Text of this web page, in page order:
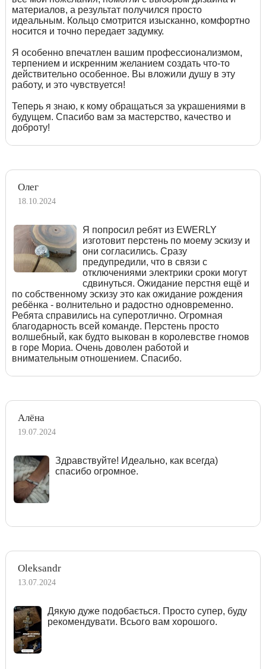
материалов, а результат получился просто
идеальным. Кольцо смотрится изысканно, комфортно
носится и точно передает задумку.
Я особенно впечатлен вашим профессионализмом,
терпением и искренним желанием создать что-то
действительно особенное. Вы вложили душу в эту
работу, и это чувствуется!
Теперь я знаю, к кому обращаться за украшениями в
будущем. Спасибо вам за мастерство, качество и
доброту!
Олег
18.10.2024
Я попросил ребят из EWERLY
изготовит перстень по моему эскизу и
они согласились. Сразу
предупредили, что в связи с
отключениями электрики сроки могут
сдвинуться. Ожидание перстня ещё и
по собственному эскизу это как ожидание рождения
ребёнка - волнительно и радостно одновременно.
Ребята справились на суперотлично. Огромная
благодарность всей команде. Перстень просто
волшебный, как будто выкован в королевстве гномов
в горе Мориа. Очень доволен работой и
внимательным отношением. Спасибо.
Алёна
19.07.2024
Здравствуйте! Идеально, как всегда)
спасибо огромное.
Oleksandr
13.07.2024
Дякую дуже подобається. Просто супер, буду
рекомендувати. Всього вам хорошого.